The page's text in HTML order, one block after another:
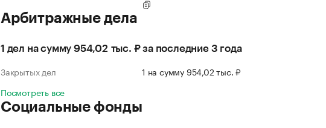
Арбитражные дела
1 дел на сумму 954,02 тыс. ₽ за последние 3 года
Закрытых дел
1 на сумму 954,02 тыс. ₽
Посмотреть все
Социальные фонды